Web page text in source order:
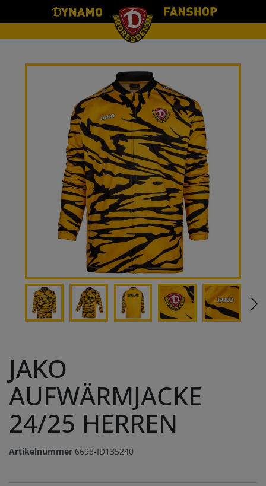
JAKO
AUFWÄRMJACKE
24/25 HERREN
Artikelnummer 6698-ID135240